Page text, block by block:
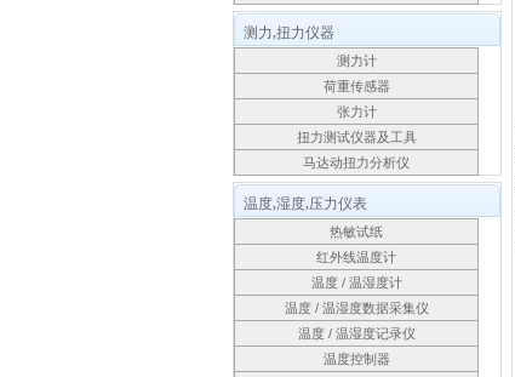
测力,扭力仪器
测力计
荷重传感器
张力计
扭力测试仪器及工具
马达动扭力分析仪
温度,湿度,压力仪表
热敏试纸
红外线温度计
温度 / 温湿度计
温度 / 温湿度数据采集仪
温度 / 温湿度记录仪
温度控制器